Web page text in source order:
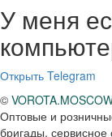
У меня
Открыть Telegram
© VOROTA.MOSCOW
Оптовые и
бригады, сервисное